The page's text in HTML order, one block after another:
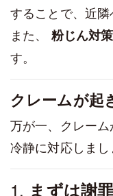
することで、近隣
また、 粉じん対
す。
クレームが起
万が一、クレー
冷静に対応しまし
1. まずは謝